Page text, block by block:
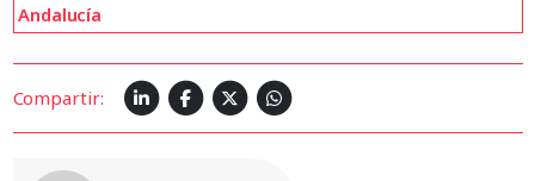
Andalucía
Compartir: